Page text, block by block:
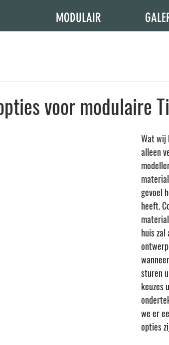
MODULAIR
voor modulaire
Wat wij
alleen
gevoel
heeft.
huis
sturen
keuzes
we er
opties